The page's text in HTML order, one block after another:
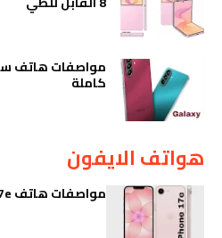
كاملة
هواتف الايفون
مواصفات هاتف iPhone 17e كاملا